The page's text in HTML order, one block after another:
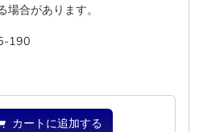
合があります。
190
カートに追加する